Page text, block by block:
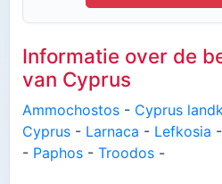
Informatie over de
van Cyprus
Ammochostos - Cyprus
Cyprus - Larnaca - Lefkosia -
- Paphos - Troodos -